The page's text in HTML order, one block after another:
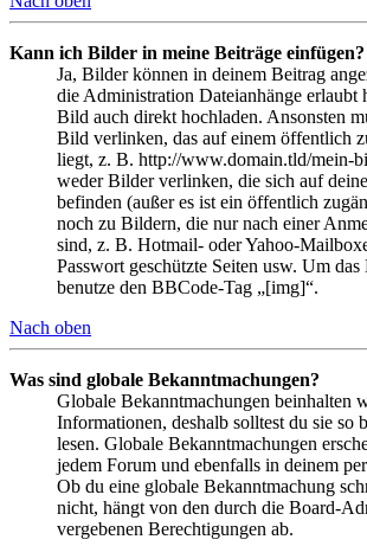
Kann ich Bilder in meine Beiträge einfügen?
Ja, Bilder können in deinem Beitrag
die Administration Dateianhänge erlaubt
Bild auch direkt hochladen. Ansonsten
Bild verlinken, das auf einem öffentlich
liegt, z. B. http://www.domain.tld/mein-
weder Bilder verlinken, die sich auf
befinden (außer es ist ein öffentlich
noch zu Bildern, die nur nach einer
sind, z. B. Hotmail- oder Yahoo-
Passwort geschützte Seiten usw. Um
benutze den BBCode-Tag „[img]“.
Nach oben
Was sind globale Bekanntmachungen?
Globale Bekanntmachungen beinhalten
Informationen, deshalb solltest du sie so
lesen. Globale Bekanntmachungen
jedem Forum und ebenfalls in deinem
Ob du eine globale Bekanntmachung
nicht, hängt von den durch die Board-
vergebenen Berechtigungen ab.